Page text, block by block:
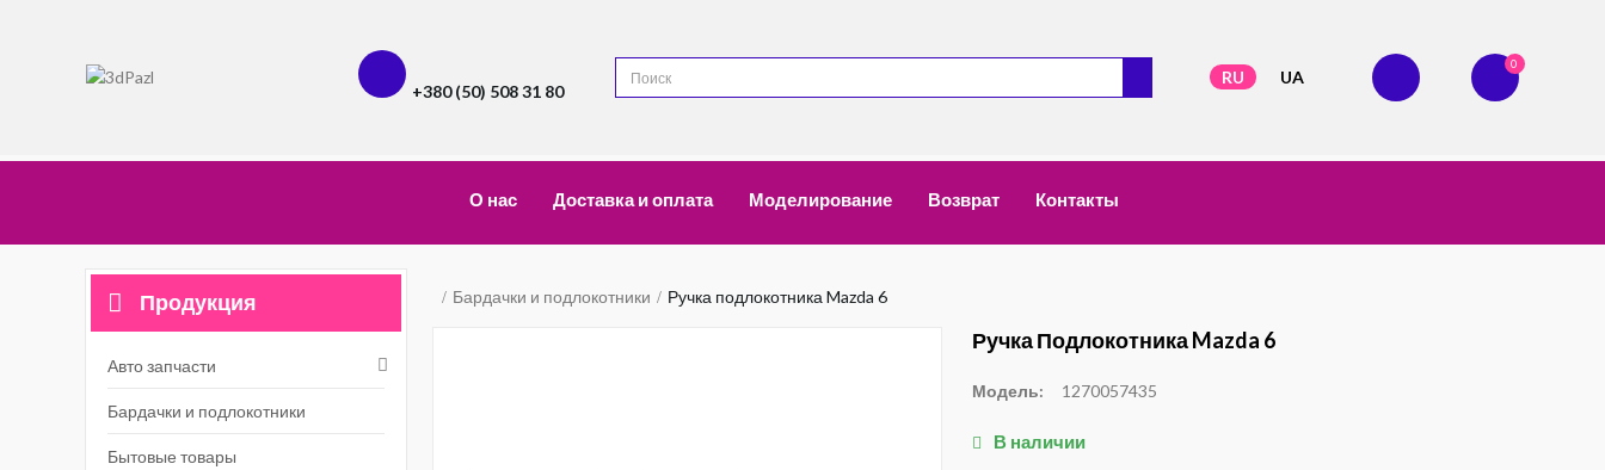
+380 (50) 508 31 80
RU UA
0
О нас Доставка и оплата Моделирование Возврат Контакты
Продукция
Авто запчасти
Бардачки и подлокотники
Бытовые товары
Бардачки и подлокотники Ручка подлокотника Mazda 6
Ручка Подлокотника Mazda 6
Модель: 1270057435
В наличии